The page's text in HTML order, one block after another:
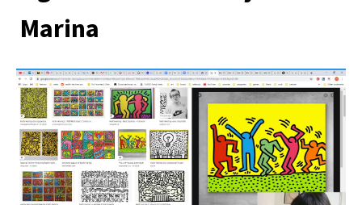
Marina